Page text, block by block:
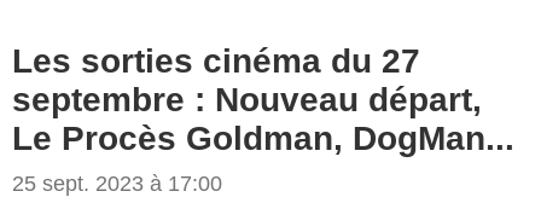
Les sorties cinéma du 27
septembre : Nouveau départ,
Le Procès Goldman, DogMan...
25 sept. 2023 à 17:00